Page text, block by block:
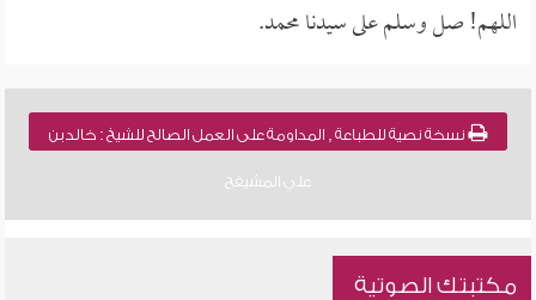
اللهم! صل وسلم على سيدنا محمد.
نسخة نصية للطباعة , المداومة على العمل الصالح للشيخ : خالد بن
علي المشيقح
مكتبتك الصوتية